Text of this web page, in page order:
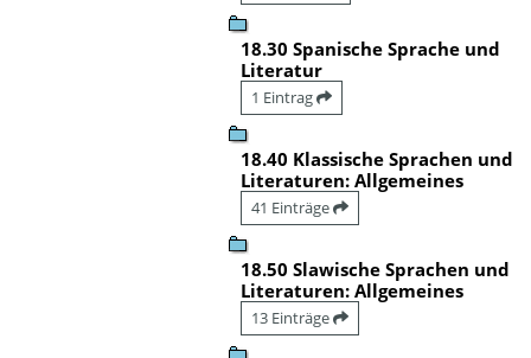
18.30 Spanische Sprache und
Literatur
1 Eintrag
18.40 Klassische Sprachen und
Literaturen: Allgemeines
41 Einträge
18.50 Slawische Sprachen und
Literaturen: Allgemeines
13 Einträge